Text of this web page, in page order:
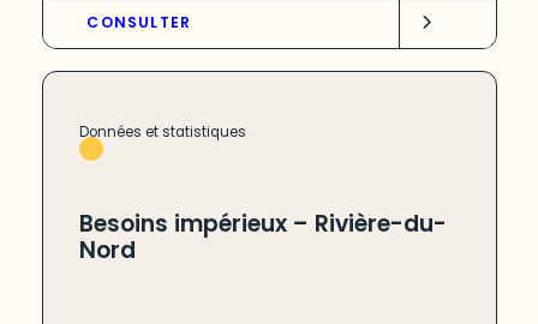
CONSULTER
Données et statistiques
Besoins impérieux – Rivière-du-
Nord